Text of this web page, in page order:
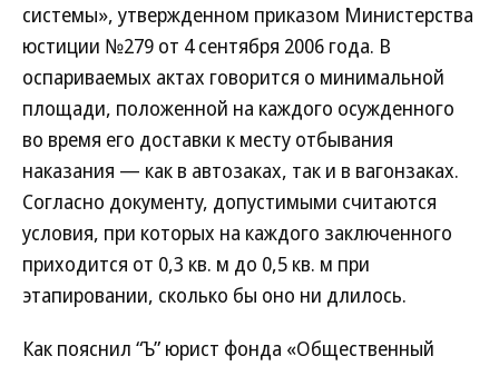
системы», утвержденном приказом Министерства
юстиции №279 от 4 сентября 2006 года. В
оспариваемых актах говорится о минимальной
площади, положенной на каждого осужденного
во время его доставки к месту отбывания
наказания — как в автозаках, так и в вагонзаках.
Согласно документу, допустимыми считаются
условия, при которых на каждого заключенного
приходится от 0,3 кв. м до 0,5 кв. м при
этапировании, сколько бы оно ни длилось.
Как пояснил “Ъ” юрист фонда «Общественный